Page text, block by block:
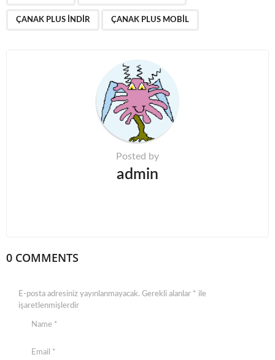
ÇANAK PLUS INDIR ÇANAK PLUS MOBIL
Posted by
admin
0 COMMENTS
E-posta adresiniz yayınlanmayacak. Gerekli alanlar * ile
işaretlenmişlerdir